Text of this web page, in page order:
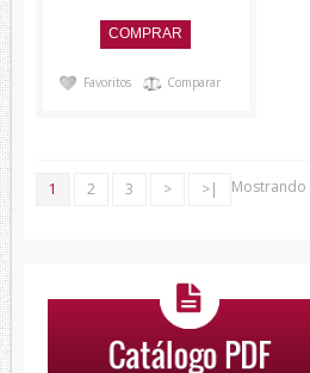
Favoritos Comparar
1 2 3 > >| Mostrando